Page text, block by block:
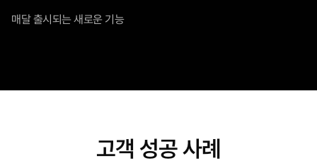
매달 출시되는 새로운 기능
고객 성공 사례